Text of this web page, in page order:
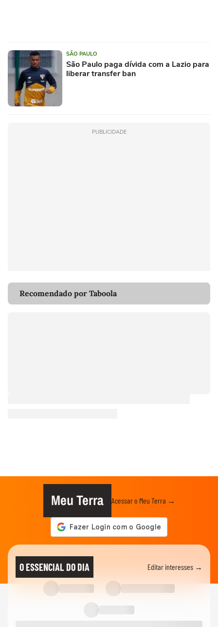
SÃO PAULO
São Paulo paga dívida com a Lazio para
liberar transfer ban
PUBLICIDADE
Recomendado por Taboola
Meu Terra Acessar o Meu Terra →
O ESSENCIAL DO DIA Editar interesses →